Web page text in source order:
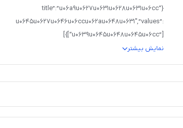
{“title”:”u06a9u0627u0631u0628u0631u06cc
u0645u0627u0646u06ccu062au0648u0631″,”values”:
[“u0639u0645u0648u0645u06cc”]}]
نمایش بیشتر